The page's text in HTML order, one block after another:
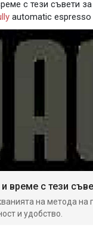
с тези съвети
automatic espresso
на метода на
и удобство.